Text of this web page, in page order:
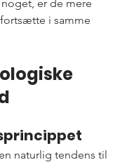
er de mere
i samme
naturlig tendens til